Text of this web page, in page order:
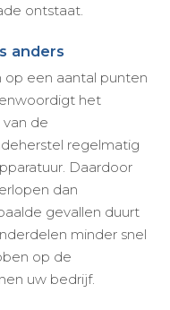
ontstaat.
anders
op een aantal punten
het
de
regelmatig
Daardoor
dan
gevallen duurt
minder snel
op de
uw bedrijf.